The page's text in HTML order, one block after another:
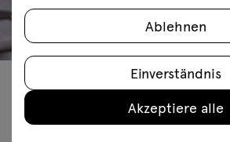
Empfohlene Produkte
Ablehnen
Einverständnis
Akzeptiere alle